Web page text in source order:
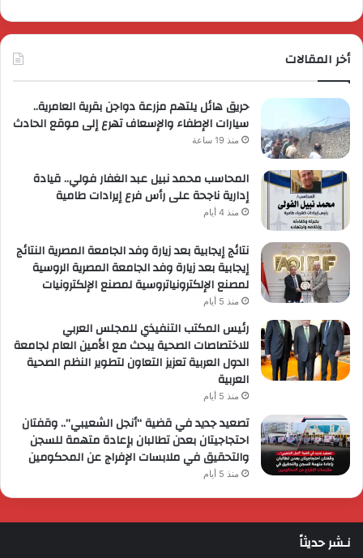
أخر المقالات
حريق هائل يلتهم مزرعة دواجن بقرية العامرية..
سيارات الإطفاء والإسعاف تهرع إلى موقع الحادث
منذ 19 ساعة
المحاسب محمد نبيل عبد الغفار فولي.. قيادة
إدارية ناجحة على رأس فرع إيرادات طامية
منذ 4 أيام
نتائج إيجابية بعد زيارة وفد الجامعة المصرية النتائج
إيجابية بعد زيارة وفد الجامعة المصرية الروسية
لمصنع الإلكترونياتروسية لمصنع الإلكترونيات
منذ 5 أيام
رئيس المكتب التنفيذي للمجلس العربي
للاختصاصات الصحية يبحث مع الأمين العام لجامعة
الدول العربية تعزيز التعاون لتطوير النظم الصحية
العربية
منذ 5 أيام
تصعيد جديد في قضية “أنجل الشعيبي”.. وقفتان
احتجاجيتان بعدن تطالبان بإعادة متهمة للسجن
والتحقيق في ملابسات الإفراج عن المحكومين
منذ 5 أيام
نـشر حديثاً